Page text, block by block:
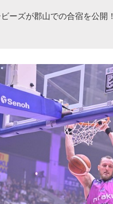
ーズが郡山での合宿を公開！